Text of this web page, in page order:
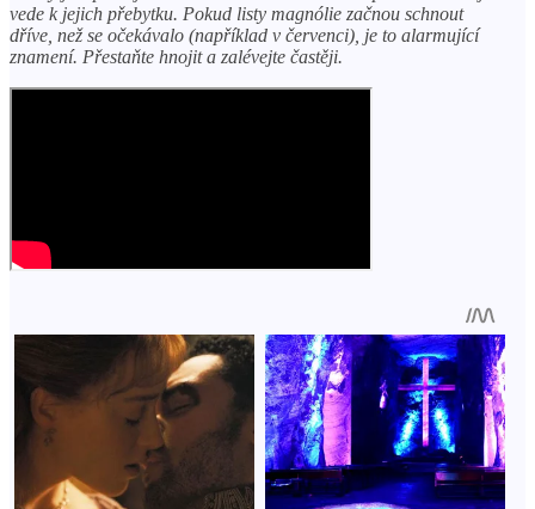
vede k jejich přebytku. Pokud listy magnólie začnou schnout
dříve, než se očekávalo (například v červenci), je to alarmující
znamení. Přestaňte hnojit a zalévejte častěji.